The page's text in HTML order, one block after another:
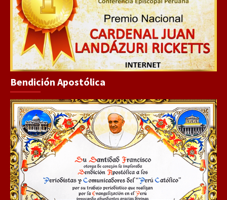
Bendición Apostólica